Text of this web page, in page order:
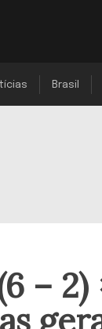
Brasil
–